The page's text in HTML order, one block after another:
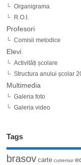
Organigrama
R.O.I.
Profesori
Comisii metodice
Elevi
Activități școlare
Structura anului școlar
Multimedia
Galeria foto
Galeria video
Tags
brasov carte cutremur